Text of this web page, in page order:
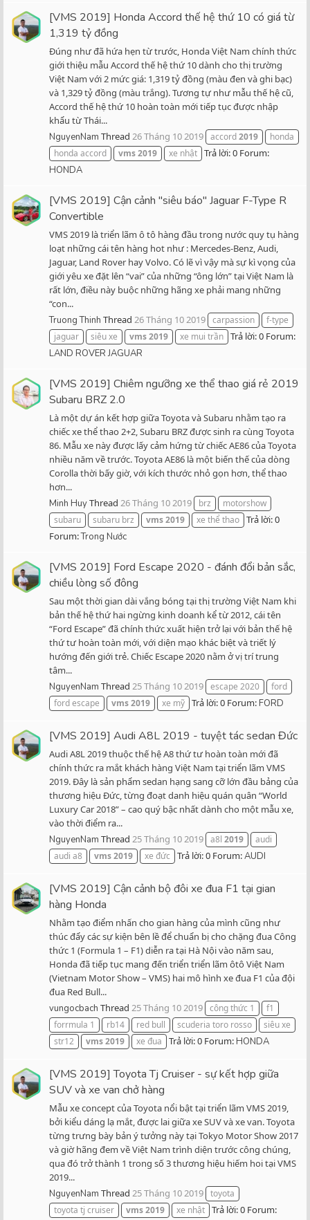
[VMS 2019] Honda Accord thế hệ thứ 10 có giá từ
1,319 tỷ đồng
Đúng như đã hứa hẹn từ trước, Honda Việt Nam chính thức
giới thiệu mẫu Accord thế hệ thứ 10 dành cho thị trường
Việt Nam với 2 mức giá: 1,319 tỷ đồng (màu đen và ghi bạc)
và 1,329 tỷ đồng (màu trắng). Tương tự như mẫu thế hệ cũ,
Accord thế hệ thứ 10 hoàn toàn mới tiếp tục được nhập
khẩu từ Thái...
NguyenNam Thread 26 Tháng 10 2019 accord2019
honda
honda accord
vms2019 xe nhật Trả lời: 0 Forum:
HONDA
[VMS 2019] Cận cảnh "siêu báo" Jaguar F-Type R
Convertible
VMS 2019 là triển lãm ô tô hàng đầu trong nước quy tụ hàng
loạt những cái tên hàng hot như : Mercedes-Benz, Audi,
Jaguar, Land Rover hay Volvo. Có lẽ vì vậy mà sự kì vọng của
giới yêu xe đặt lên “vai” của những “ông lớn” tại Việt Nam là
rất lớn, điều này buộc những hãng xe phải mang những
“con...
Truong Thinh Thread 26 Tháng 10 2019 carpassion
f-type
jaguar
siêu xe vms2019 xe mui trần Trả lời: 0 Forum:
LAND ROVER JAGUAR
[VMS 2019] Chiêm ngưỡng xe thể thao giá rẻ 2019
Subaru BRZ 2.0
Là một dự án kết hợp giữa Toyota và Subaru nhằm tạo ra
chiếc xe thể thao 2+2, Subaru BRZ được sinh ra cùng Toyota
86. Mẫu xe này được lấy cảm hứng từ chiếc AE86 của Toyota
nhiều năm về trước. Toyota AE86 là một biến thế của dòng
Corolla thời bấy giờ, với kích thước nhỏ gọn hơn, thể thao
hơn...
Minh HuyThread 26 Tháng 10 2019 brz
motorshow
subaru
subaru brz vms2019 xe thể thao Trả lời: 0
Forum:Trong Nước
[VMS 2019] Ford Escape 2020 - đánh đổi bản sắc,
chiều lòng số đông
Sau một thời gian dài vắng bóng tại thị trường Việt Nam khi
bản thế hệ thứ hai ngừng kinh doanh kể từ 2012, cái tên
“Ford Escape” đã chính thức xuất hiện trở lại với bản thế hệ
thứ tư hoàn toàn mới, với diện mạo khác biệt và triết lý
hướng đến giới trẻ. Chiếc Escape 2020 nằm ở vị trí trung
tâm...
NguyenNam Thread 25 Tháng 10 2019 escape 2020
ford
ford escape
vms2019 xe mỹ Trả lời: 0 Forum:FORD
[VMS 2019] Audi A8L 2019 - tuyệt tác sedan Đức
Audi A8L 2019 thuộc thế hệ A8 thứ tư hoàn toàn mới đã
chính thức ra mắt khách hàng Việt Nam tại triển lãm VMS
2019. Đây là sản phẩm sedan hạng sang cỡ lớn đầu bảng của
thương hiệu Đức, từng đoạt danh hiệu quán quân “World
Luxury Car 2018” – cao quý bậc nhất dành cho một mẫu xe,
vào thời điểm ra...
NguyenNam Thread 25 Tháng 10 2019 a8l 2019
audi
audi a8
vms2019 xe đức Trả lời: 0 Forum:AUDI
[VMS 2019] Cận cảnh bộ đôi xe đua F1 tại gian
hàng Honda
Nhằm tạo điểm nhấn cho gian hàng của mình cũng như
thúc đẩy các sự kiện bên lề để chuẩn bị cho chặng đua Công
thức 1 (Formula 1 – F1) diễn ra tại Hà Nội vào năm sau,
Honda đã tiếp tục mang đến triển triển lãm ôtô Việt Nam
(Vietnam Motor Show – VMS) hai mô hình xe đua F1 của đội
đua Red Bull...
vungocbach Thread 25 Tháng 10 2019 công thức 1
f1
forrmula 1
rb14 red bull scuderia toro rosso
siêu xe
str12
vms2019 xe đua Trả lời: 0 Forum:HONDA
[VMS 2019] Toyota Tj Cruiser - sự kết hợp giữa
SUV và xe van chở hàng
Mẫu xe concept của Toyota nổi bật tại triển lãm VMS 2019,
bởi kiểu dáng lạ mắt, được lai giữa xe SUV và xe van. Toyota
từng trưng bày bản ý tưởng này tại Tokyo Motor Show 2017
và giờ hãng đem về Việt Nam trình diện trước công chúng,
qua đó trở thành 1 trong số 3 thương hiệu hiếm hoi tại VMS
2019...
NguyenNam Thread 25 Tháng 10 2019 toyota
toyota tj cruiser
vms2019 xe nhật Trả lời: 0 Forum: